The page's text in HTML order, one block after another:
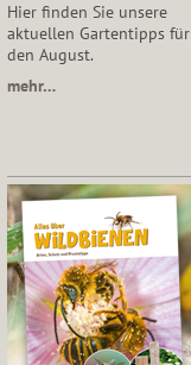
Hier finden Sie unsere
aktuellen Gartentipps für
den August.
mehr…